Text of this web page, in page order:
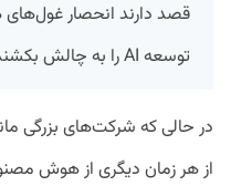
قصد دارند انحصار
توسعه AI را به چالش بکشند.
در حالی که شرکت‌های بزرگی
از هر زمان دیگری از هوش